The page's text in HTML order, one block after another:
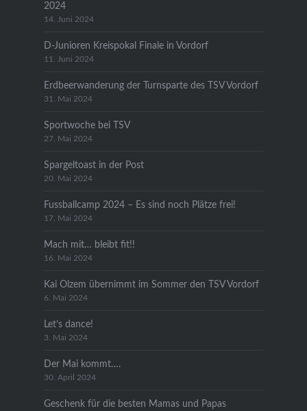
2024
14. Juni 2024
D-Junioren Kreispokal Finale in Vordorf
11. Juni 2024
Erdbeerwanderung der Turnsparte des TSV Vordorf
31. Mai 2024
Sportwoche bei TSV
27. Mai 2024
Spargeltoast in der Post
20. Mai 2024
Fussballcamp 2024 – Es sind noch Plätze frei!
17. Mai 2024
Mach mit… bleibt fit!!
16. Mai 2024
Kai Olzem übernimmt im Sommer den TSV Vordorf
6. Mai 2024
Let’s dance!
3. Mai 2024
Der Mai kommt….
30. April 2024
Geschenk für die besten Mamas und Papas